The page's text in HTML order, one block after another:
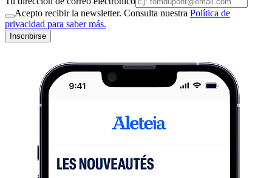
Acepto recibir la newsletter. Consulta nuestra Política de
privacidad para saber más.
Inscribirse